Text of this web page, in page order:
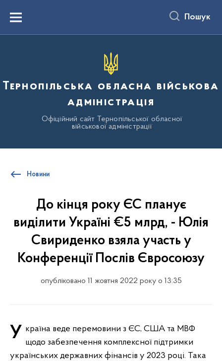
вмістуMenu Пошук
Тернопільська обласна військова
адміністрація
Офіційний сайт Тернопільської обласної
військової адміністрації
Новини
До кінця року ЄС планує
виділити Україні €5 млрд, - Юлія
Свириденко взяла участь у
Конференції Послів Євросоюзу
опубліковано 11 жовтня 2022 року о 13:35
Україна веде перемовини з ЄС, США та МВФ щодо забезпечення комплексної підтримки
українських державних фінансів у 2023 році. Така